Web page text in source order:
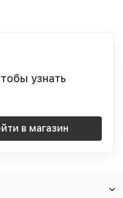
узнать
в магазин